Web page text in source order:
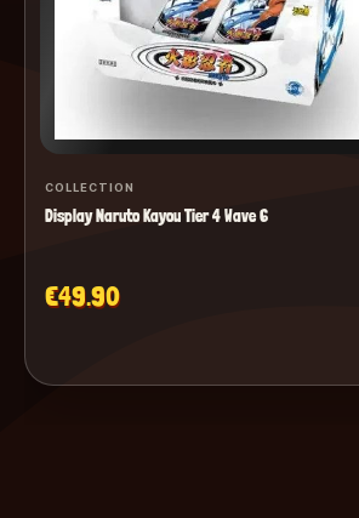
COLLECTION
Display Naruto Kayou Tier 4 Wave 6
€49.90